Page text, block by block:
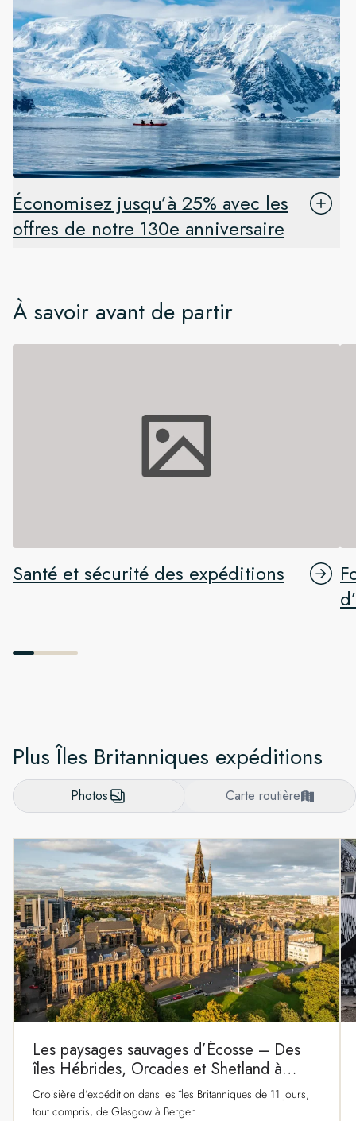
Économisez jusqu’à 25% avec les
offres de notre 130e anniversaire
À savoir avant de partir
Santé et sécurité des expéditions
Plus Îles Britanniques expéditions
Photos Carte routière
Les paysages sauvages d’Écosse – Des
îles Hébrides, Orcades et Shetland à
Bergen
Croisière d’expédition dans les îles Britanniques de 11 jours,
tout compris, de Glasgow à Bergen